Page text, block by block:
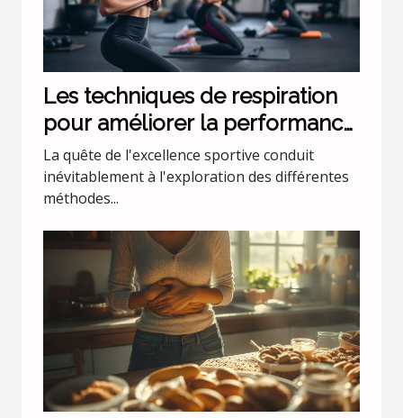
Les techniques de respiration
pour améliorer la performance
sportive
La quête de l'excellence sportive conduit
inévitablement à l'exploration des différentes
méthodes...